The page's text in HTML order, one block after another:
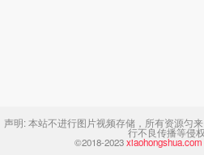
声明:本站不进行图片视频存储，所有资源匀
行不良传播等侵权
©2018-2023xiaohongshua.com